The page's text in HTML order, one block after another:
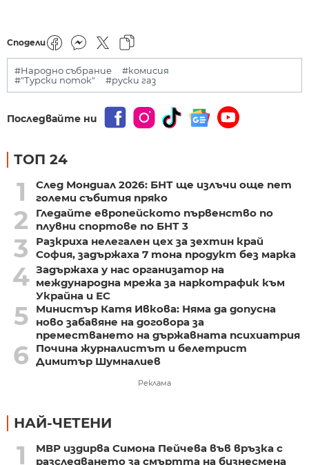
Сподели
#Народно събрание
#комисия
#"Турски поток"
#руски газ
Последвайте ни
ТОП 24
1
След Мондиал 2026: БНТ ще излъчи още пет
големи събития пряко
2
Гледайте европейското първенство по
плувни спортове по БНТ 3
3
Разкриха нелегален цех за зехтин край
София, задържаха 7 тона продукт без марка
4 Задържаха у нас организатор на
международна мрежа за наркотрафик към
Украйна и ЕС
5
Министър Катя Ивкова: Няма да допусна
ново забавяне на договора за
преместването на държавната психиатрия
6
Почина журналистът и белетрист
Димитър Шумналиев
Реклама
НАЙ-ЧЕТЕНИ
1
МВР издирва Симона Пейчева във връзка с
разследването за смъртта на бизнесмена